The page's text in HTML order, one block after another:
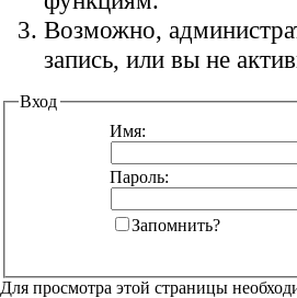
Возможно,
запись, или вы не
Вход
Имя:
Пароль:
Запомнить?
Для просмотра этой страницы